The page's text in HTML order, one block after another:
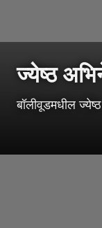
ज्येष्ठ
बॉलीवूडमधील